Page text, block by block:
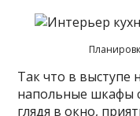
Так что в выступе
напольные шкафы
глядя в окно,